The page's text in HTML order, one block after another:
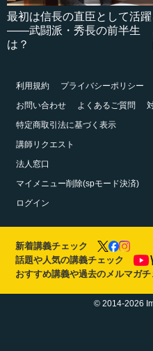
最初は信長の直臣として活躍
――武闘派・秀長の前半生
は？
利用規約
プライバシーポリシー
お問い合わせ
よくあるご質問
特定商取引法に基づく表示
講師リクエスト
法人窓口
マイメニュー削除(spモード決済)
ログイン
新着講義チェック
話題や人気の講義チェック
おすすめ講義や過去のメルマガチ
© 2014-2026